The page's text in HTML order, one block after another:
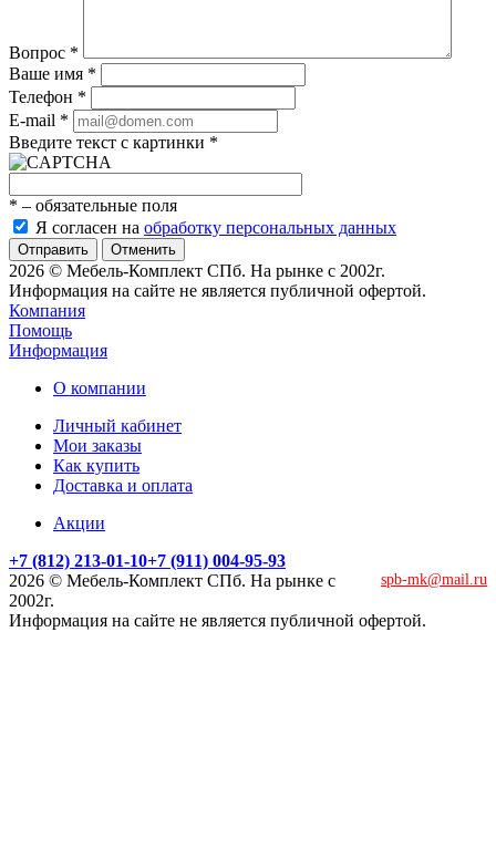
Вопрос *
Ваше имя *
Телефон *
E-mail *
Введите текст с картинки *
* – обязательные поля
Я согласен на обработку персональных данных
Отменить
2026 © Мебель-Комплект СПб. На рынке с 2002г.
Информация на сайте не является публичной офертой.
Компания
Помощь
Информация
О компании
Личный кабинет
Мои заказы
Как купить
Доставка и оплата
Акции
+7 (812) 213-01-10+7 (911) 004-95-93
spb-mk@mail.ru
2026 © Мебель-Комплект СПб. На рынке с
2002г.
Информация на сайте не является публичной офертой.